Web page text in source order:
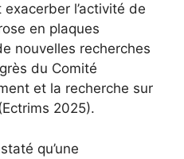
l’activité de
en plaques
nouvelles recherches
du Comité
et la recherche sur
2025).
qu’une